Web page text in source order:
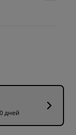
отдыха
дней